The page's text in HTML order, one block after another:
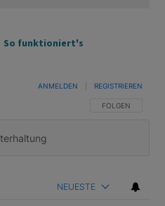
So funktioniert's
FOLGE DIESER
FOLGEN
ANMELDEN REGISTRIEREN
NEUESTE